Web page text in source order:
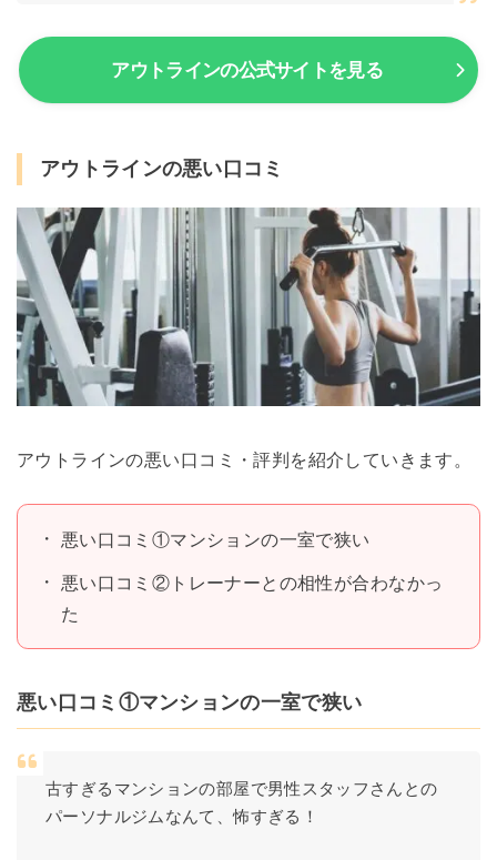
アウトラインの公式サイトを見る
アウトラインの悪い口コミ
アウトラインの悪い口コミ・評判を紹介していきます。
悪い口コミ①マンションの一室で狭い
悪い口コミ②トレーナーとの相性が合わなかっ
た
悪い口コミ①マンションの一室で狭い
古すぎるマンションの部屋で男性スタッフさんとの
パーソナルジムなんて、怖すぎる！